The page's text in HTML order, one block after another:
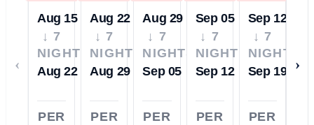
‹
Aug 15
↓ 7
NIGHTS
Aug 22
PER
Aug 22
↓ 7
NIGHTS
Aug 29
PER
Aug 29
↓ 7
NIGHTS
Sep 05
PER
Sep 05
↓ 7
NIGHTS
Sep 12
PER
Sep 12
↓ 7
NIGHTS
Sep 19
PER
›